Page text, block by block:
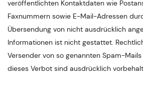
veröffentlichten Kontaktdaten wie
Faxnummern sowie E-Mail-Adressen
Übersendung von nicht ausdrücklich
Informationen ist nicht gestattet.
Versender von so genannten Spam-
dieses Verbot sind ausdrücklich